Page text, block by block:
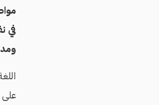
في
على